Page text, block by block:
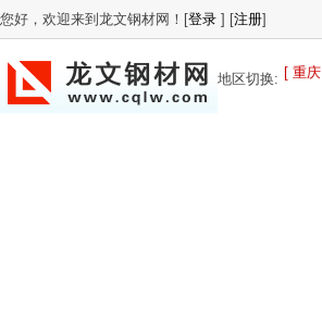
您好，欢迎来到龙文钢材网！[登录 ] [注册]
地区切换: [ 重